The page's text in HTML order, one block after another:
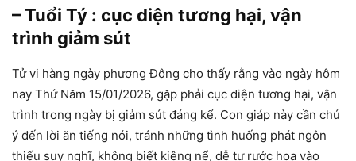
– Tuổi Tý : cục diện tương hại, vận
trình giảm sút
Tử vi hàng ngày phương Đông cho thấy rằng vào ngày hôm
nay Thứ Năm 15/01/2026, gặp phải cục diện tương hại, vận
trình trong ngày bị giảm sút đáng kể. Con giáp này cần chú
ý đến lời ăn tiếng nói, tránh những tình huống phát ngôn
thiếu suy nghĩ, không biết kiêng nể, dễ tự rước họa vào